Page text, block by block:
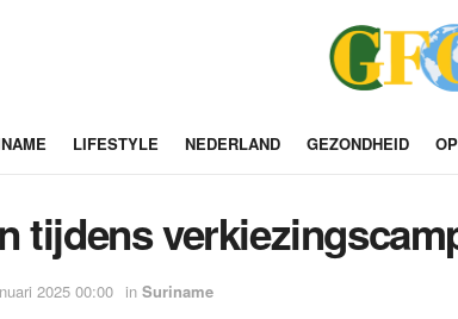
LIFESTYLE NEDERLAND GEZONDHEID
tijdens
2025 00:00 in Suriname